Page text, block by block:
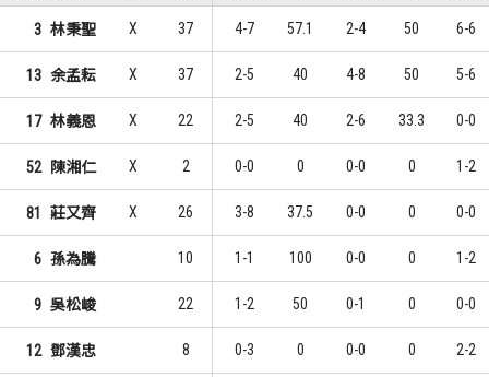
3 林秉聖 X 37 4-7 57.1 2-4 50 6-6
13 余孟耘 X 37 2-5 40 4-8 50 5-6
17 林義恩 X 22 2-5 40 2-6 33.3 0-0
52 陳湘仁 X 2 0-0 0 0-0 0 1-2
81 莊又齊 X 26 3-8 37.5 0-0 0 0-0
6 孫為騰 10 1-1 100 0-0 0 1-2
9 吳松峻 22 1-2 50 0-1 0 0-0
12 鄧漢忠 8 0-3 0 0-0 0 2-2